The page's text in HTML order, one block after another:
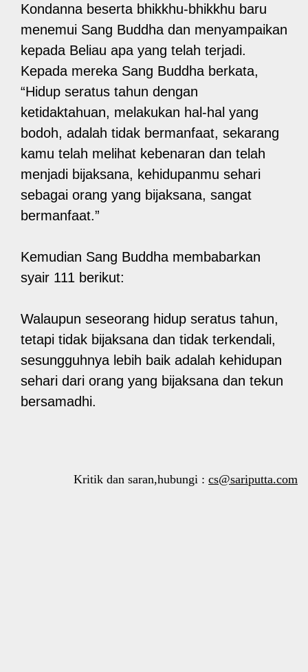
Kondanna beserta bhikkhu-bhikkhu baru
menemui Sang Buddha dan menyampaikan
kepada Beliau apa yang telah terjadi.
Kepada mereka Sang Buddha berkata,
“Hidup seratus tahun dengan
ketidaktahuan, melakukan hal-hal yang
bodoh, adalah tidak bermanfaat, sekarang
kamu telah melihat kebenaran dan telah
menjadi bijaksana, kehidupanmu sehari
sebagai orang yang bijaksana, sangat
bermanfaat.”
Kemudian Sang Buddha membabarkan
syair 111 berikut:
Walaupun seseorang hidup seratus tahun,
tetapi tidak bijaksana dan tidak terkendali,
sesungguhnya lebih baik adalah kehidupan
sehari dari orang yang bijaksana dan tekun
bersamadhi.
Kritik dan saran,hubungi : cs@sariputta.com